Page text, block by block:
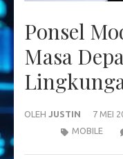
Ponsel
Masa
OLEH JUSTIN
7 MEI
MOBILE